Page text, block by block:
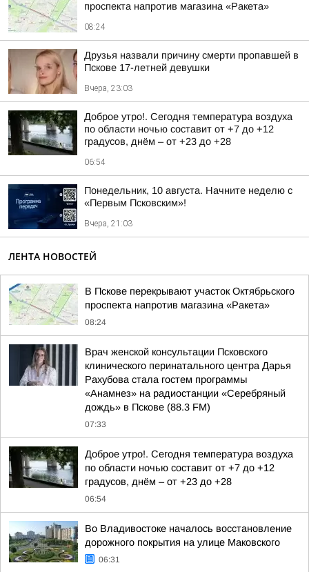
проспекта напротив магазина «Ракета»
08:24
Друзья назвали причину смерти пропавшей в
Пскове 17-летней девушки
Вчера, 23:03
Доброе утро!. Сегодня температура воздуха
по области ночью составит от +7 до +12
градусов, днём – от +23 до +28
06:54
Понедельник, 10 августа. Начните неделю с
«Первым Псковским»!
Вчера, 21:03
ЛЕНТА НОВОСТЕЙ
В Пскове перекрывают участок Октябрьского
проспекта напротив магазина «Ракета»
08:24
Врач женской консультации Псковского
клинического перинатального центра Дарья
Рахубова стала гостем программы
«Анамнез» на радиостанции «Серебряный
дождь» в Пскове (88.3 FM)
07:33
Доброе утро!. Сегодня температура воздуха
по области ночью составит от +7 до +12
градусов, днём – от +23 до +28
06:54
Во Владивостоке началось восстановление
дорожного покрытия на улице Маковского
06:31